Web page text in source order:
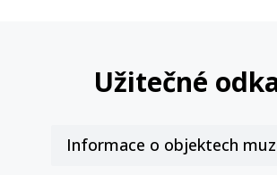
Užitečné
Informace o objektech